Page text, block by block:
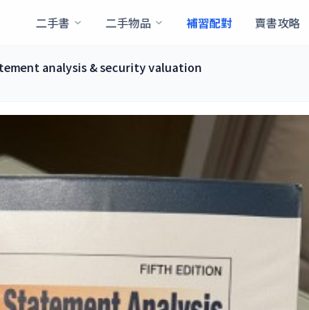
二手書 二手物品 補習配對 賣書攻略
analysis & security valuation